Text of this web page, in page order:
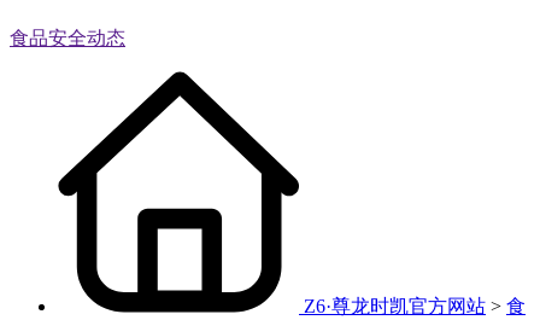
食品安全动态
Z6·尊龙时凯官方网站 > 食